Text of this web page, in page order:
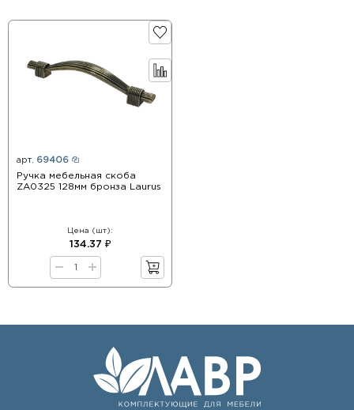
арт. 69406
Ручка мебельная скоба
ZA0325 128мм бронза Laurus
Цена (шт):
134.37 ₽